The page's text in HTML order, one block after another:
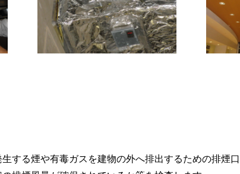
する煙や有毒ガスを建物の外へ排出するための排煙